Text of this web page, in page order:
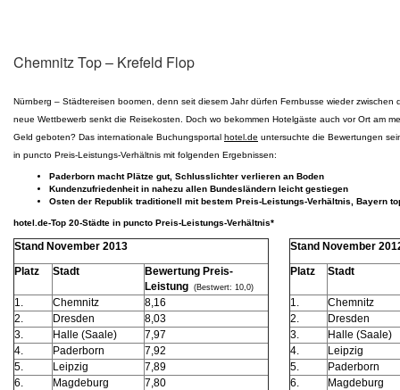
Chemnitz Top – Krefeld Flop
Nürnberg – Städtereisen boomen, denn seit diesem Jahr dürfen Fernbusse wieder zwischen
neue Wettbewerb senkt die Reisekosten. Doch wo bekommen Hotelgäste auch vor Ort am
Geld geboten? Das internationale Buchungsportal hotel.de untersuchte die Bewertungen
in puncto Preis-Leistungs-Verhältnis mit folgenden Ergebnissen:
Paderborn macht Plätze gut, Schlusslichter verlieren an Boden
Kundenzufriedenheit in nahezu allen Bundesländern leicht gestiegen
Osten der Republik traditionell mit bestem Preis-Leistungs-Verhältnis, Bayern
hotel.de-Top 20-Städte in puncto Preis-Leistungs-Verhältnis*
Stand November 2013
Platz
Stadt
Bewertung Preis-
Leistung (Bestwert: 10,0)
1. Chemnitz
8,16
2.
Dresden
8,03
3.
Halle (Saale)
7,97
4.
Paderborn
7,92
5.
Leipzig
7,89
6.
Magdeburg
7,80
Stand November
Platz
Stadt
1.
Chemnitz
2.
Dresden
3.
Halle (Saale)
4.
Leipzig
5.
Paderborn
6.
Magdeburg